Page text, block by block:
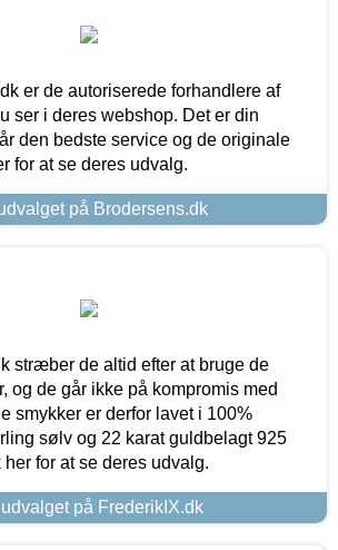
er de autoriserede forhandlere af
ser i deres webshop. Det er din
den bedste service og de originale
for at se deres udvalg.
på Brodersens.dk
stræber de altid efter at bruge de
og de går ikke på kompromis med
smykker er derfor lavet i 100%
sølv og 22 karat guldbelagt 925
for at se deres udvalg.
på FrederikIX.dk